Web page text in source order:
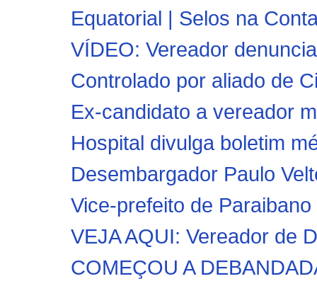
Equatorial | Selos na
VÍDEO: Vereador
Controlado por aliado de
Ex-candidato a vereador
Hospital divulga boletim
Desembargador Paulo
Vice-prefeito de
VEJA AQUI: Vereador de
COMEÇOU A